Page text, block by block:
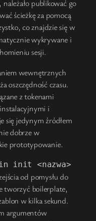
publikować go
ścieżkę za pomocą
co znajdzie się w
wykrywane i
sesji.
wewnętrznych
oszczędność czasu.
z tokenami
i
się jedynym źródłem
dobrze w
prototypowanie.
init <nazwa>
od pomysłu do
tworzyć boilerplate,
w kilka sekund.
argumentów